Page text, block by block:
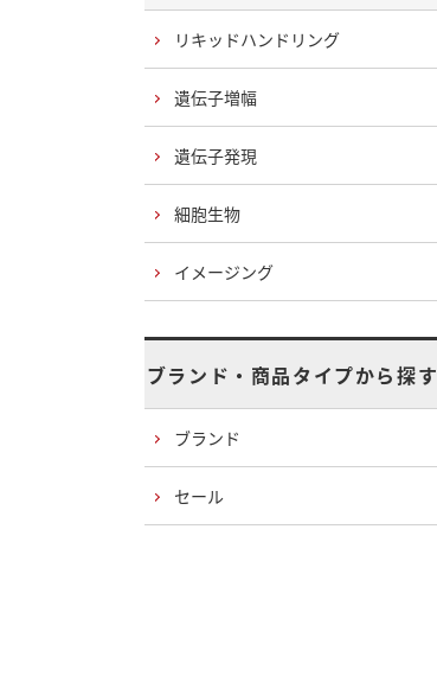
リキッドハンドリング
遺伝子増幅
遺伝子発現
細胞生物
イメージング
ブランド・商品タイプから探す
ブランド
セール